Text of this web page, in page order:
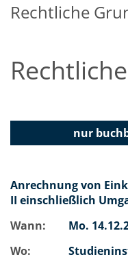
Rechtliche
nur
Anrechnung von
II einschließlich
Wann:
Mo.
Wo: